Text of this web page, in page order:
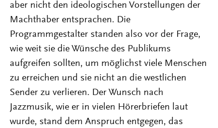
aber nicht den ideologischen Vorstellungen der
Machthaber entsprachen. Die
Programmgestalter standen also vor der Frage,
wie weit sie die Wünsche des Publikums
aufgreifen sollten, um möglichst viele Menschen
zu erreichen und sie nicht an die westlichen
Sender zu verlieren. Der Wunsch nach
Jazzmusik, wie er in vielen Hörerbriefen laut
wurde, stand dem Anspruch entgegen, das